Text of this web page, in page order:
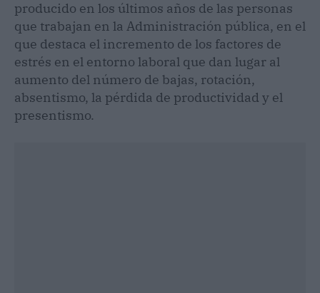
producido en los últimos años de las personas
que trabajan en la Administración pública, en el
que destaca el incremento de los factores de
estrés en el entorno laboral que dan lugar al
aumento del número de bajas, rotación,
absentismo, la pérdida de productividad y el
presentismo.